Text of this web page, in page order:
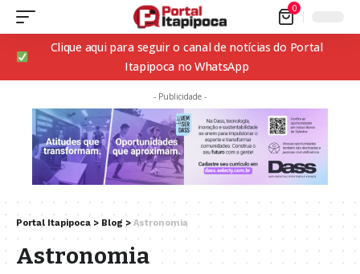
0
Clique aqui para seguir o canal de notícias do Portal
Itapipoca no WhatsApp
- Publicidade -
Portal Itapipoca > Blog > Astronomia
Astronomia